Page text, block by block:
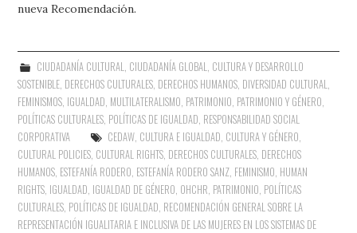
nueva Recomendación.
CIUDADANÍA CULTURAL CIUDADANÍA GLOBAL CULTURA Y DESARROLLO
SOSTENIBLE DERECHOS CULTURALES DERECHOS HUMANOS DIVERSIDAD CULTURAL
FEMINISMOS IGUALDAD MULTILATERALISMO PATRIMONIO PATRIMONIO Y GÉNERO
POLÍTICAS CULTURALES POLÍTICAS DE IGUALDAD RESPONSABILIDAD SOCIAL
CORPORATIVA
CEDAW, CULTURA E IGUALDAD CULTURA Y GÉNERO
CULTURAL POLICIES CULTURAL RIGHTS DERECHOS CULTURALES DERECHOS
HUMANOS ESTEFANÍA RODERO ESTEFANÍA RODERO SANZ FEMINISMO HUMAN
RIGHTS IGUALDAD IGUALDAD DE GÉNERO OHCHR PATRIMONIO POLÍTICAS
CULTURALES POLÍTICAS DE IGUALDAD RECOMENDACIÓN GENERAL SOBRE LA
REPRESENTACIÓN IGUALITARIA E INCLUSIVA DE LAS MUJERES EN LOS SISTEMAS DE